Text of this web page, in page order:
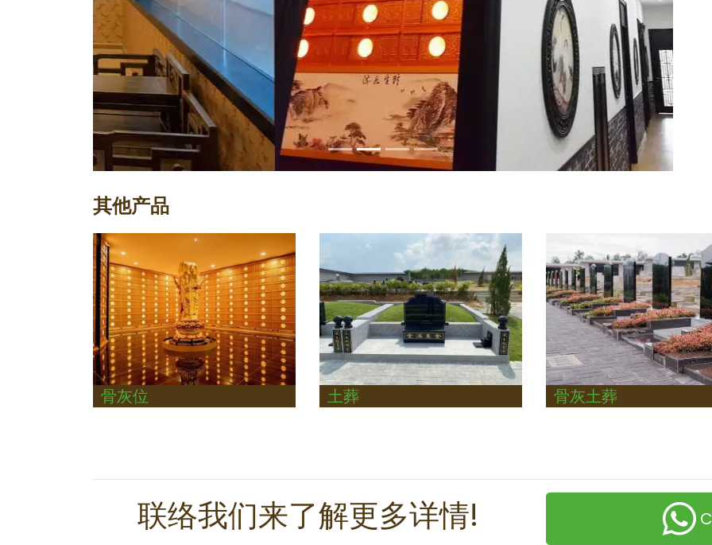
其他产品
骨灰位 土葬 骨灰土葬
联络我们来了解更多详情!